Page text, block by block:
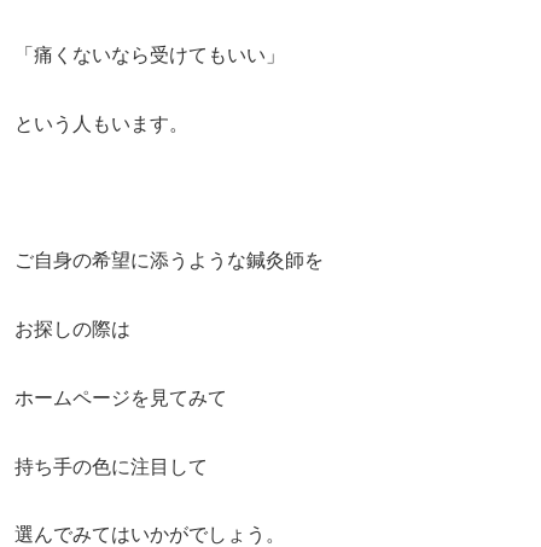
「痛くないなら受けてもいい」
という人もいます。
ご自身の希望に添うような鍼灸師を
お探しの際は
ホームページを見てみて
持ち手の色に注目して
選んでみてはいかがでしょう。